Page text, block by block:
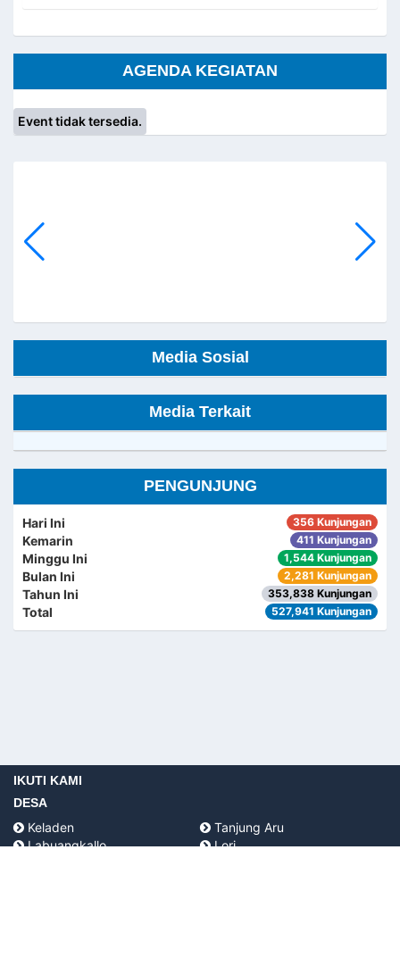
AGENDA KEGIATAN
Event tidak tersedia.
Media Sosial
Media Terkait
PENGUNJUNG
Hari Ini 356 Kunjungan
Kemarin 411 Kunjungan
Minggu Ini 1,544 Kunjungan
Bulan Ini 2,281 Kunjungan
Tahun Ini 353,838 Kunjungan
Total 527,941 Kunjungan
IKUTI KAMI
DESA
Keladen
Tanjung Aru
Labuangkallo
Lori